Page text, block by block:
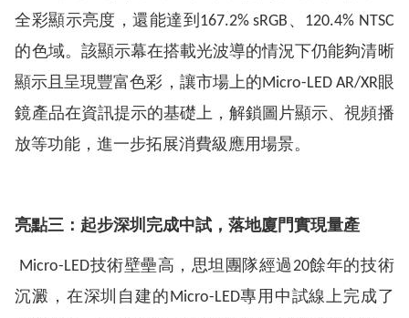
全彩顯示亮度，還能達到167.2% sRGB、120.4% NTSC
的色域。該顯示幕在搭載光波導的情況下仍能夠清晰
顯示且呈現豐富色彩，讓市場上的Micro-LED AR/XR眼
鏡產品在資訊提示的基礎上，解鎖圖片顯示、視頻播
放等功能，進一步拓展消費級應用場景。
亮點三：起步深圳完成中試，落地廈門實現量產
Micro-LED技術壁壘高，思坦團隊經過20餘年的技術
沉澱，在深圳自建的Micro-LED專用中試線上完成了